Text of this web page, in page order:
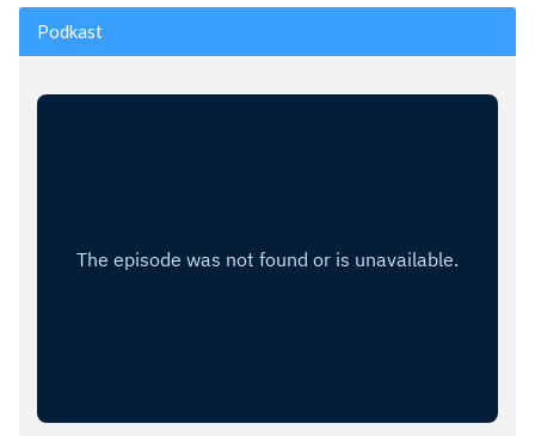
Podkast